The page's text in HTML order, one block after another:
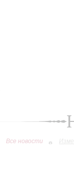
Все новости